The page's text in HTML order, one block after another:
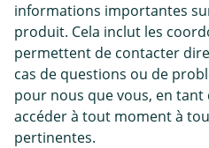
informations importantes
produit. Cela inclut les
permettent de contacter
cas de questions ou de
pour nous que vous, en tant
accéder à tout moment à
pertinentes.